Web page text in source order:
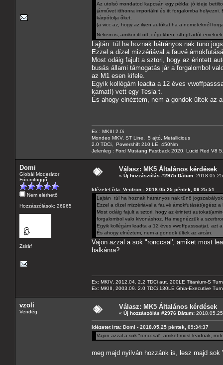
Az utolsó mondatod kapcsán egy példa: jó ideje
járművet itthonra importálni és itt forgalomba
kárpótolja őket.
(a vicc az, hogy az ilyen autókat ha a nemeteknél
Nekem is, amikor itt-ott, cégekben, stb pl adót
Lajtán túl ha hoznak hátrányos nak tünö
Ezzel a dízel mizzériával a fauvé
Most odáig fajult a sztori, hogy az érintett
busás állami támogatás jár a forgalombol
az M1 esen kifele.
Egyik kollégám leadta a 12 éves
kamat!) vett egy Tesla t.
És ahogy elnéztem, nem a gondok ültek az
Ex : MKIII 2.0i
Mondeo MKV, ST Line, 5 ajtó, Metallicious
2.0 TDCi, Powershift 210 LE, 450Nm
Jelenleg : Ford Mustang Fastback 2020, Lucid Red V8
Domi
Globál Moderátor
Fórumfüggő
Nem elérhető
Hozzászólások: 26965
Zsiráf
Válasz: MK5 Általános kérdések
« Új hozzászólás #2975 Dátum:
Idézetet írta: Vectron - 2018.05.25 péntek, 09:25:51
Lajtán túl ha hoznak hátrányos nak tünö
Ezzel a dízel mizzériával a fauvé ámokfutását(egész
Most odáig fajult a sztori, hogy az érintett
forgalombol valo kivonáshoz. Ha megnézzük a
Egyik kollégám leadta a 12 éves vwoffpasssatjat, azt
És ahogy elnéztem, nem a gondok ültek az arcán.
Vajon azzal a sok "ronccsal', amiket most
balkánra?
Ex: MKIV, 2012.04. 2.2 TDCi aut. 200LE Titanium-S
Ex: MKIII, 2003.09. 2.0 TDCi 130LE Ghia-Executive
vzoli
Vendég
Válasz: MK5 Általános kérdések
« Új hozzászólás #2976 Dátum:
Idézetet írta: Domi - 2018.05.25 péntek, 09:34:37
Vajon azzal a sok "ronccsal', amiket most leadnak, mi
meg majd nyilván hozzánk is, lesz majd sok